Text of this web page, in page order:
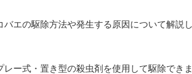
バエの駆除方法や発生する原因について解説
レー式・置き型の殺虫剤を使用して駆除できま